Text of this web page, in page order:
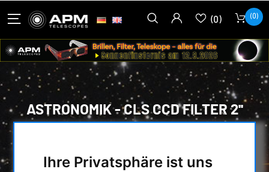
Ihre Privatsphäre ist uns
(0) (0)
ASTRONOMIK - CLS CCD FILTER 2''
LIGHT POLLUTION FILTER / ASTRONOMIK